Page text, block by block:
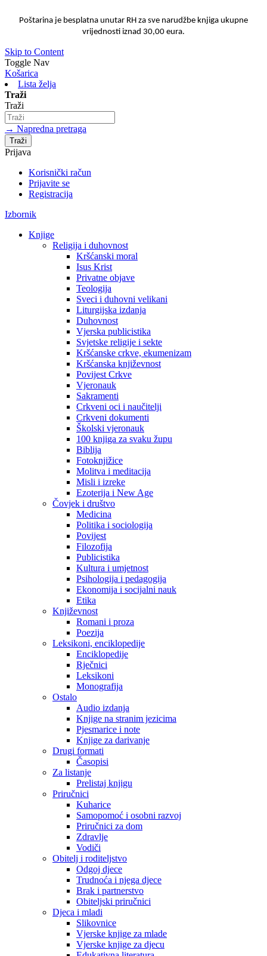
Poštarina je besplatna unutar RH za sve narudžbe knjiga ukupne
vrijednosti iznad 30,00 eura.
Skip to Content
Toggle Nav
Košarica
Lista želja
Traži
Traži
→ Napredna pretraga
Traži
Prijava
Korisnički račun
Prijavite se
Registracija
Izbornik
Knjige
Religija i duhovnost
Kršćanski moral
Isus Krist
Privatne objave
Teologija
Sveci i duhovni velikani
Liturgijska izdanja
Duhovnost
Vjerska publicistika
Svjetske religije i sekte
Kršćanske crkve, ekumenizam
Kršćanska književnost
Povijest Crkve
Vjeronauk
Sakramenti
Crkveni oci i naučitelji
Crkveni dokumenti
Školski vjeronauk
100 knjiga za svaku župu
Biblija
Fotoknjižice
Molitva i meditacija
Misli i izreke
Ezoterija i New Age
Čovjek i društvo
Medicina
Politika i sociologija
Povijest
Filozofija
Publicistika
Kultura i umjetnost
Psihologija i pedagogija
Ekonomija i socijalni nauk
Etika
Književnost
Romani i proza
Poezija
Leksikoni, enciklopedije
Enciklopedije
Rječnici
Leksikoni
Monografija
Ostalo
Audio izdanja
Knjige na stranim jezicima
Pjesmarice i note
Knjige za darivanje
Drugi formati
Časopisi
Za listanje
Prelistaj knjigu
Priručnici
Kuharice
Samopomoć i osobni razvoj
Priručnici za dom
Zdravlje
Vodiči
Obitelj i roditeljstvo
Odgoj djece
Trudnoća i njega djece
Brak i partnerstvo
Obiteljski priručnici
Djeca i mladi
Slikovnice
Vjerske knjige za mlade
Vjerske knjige za djecu